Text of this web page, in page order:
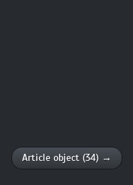
Article object (34) →